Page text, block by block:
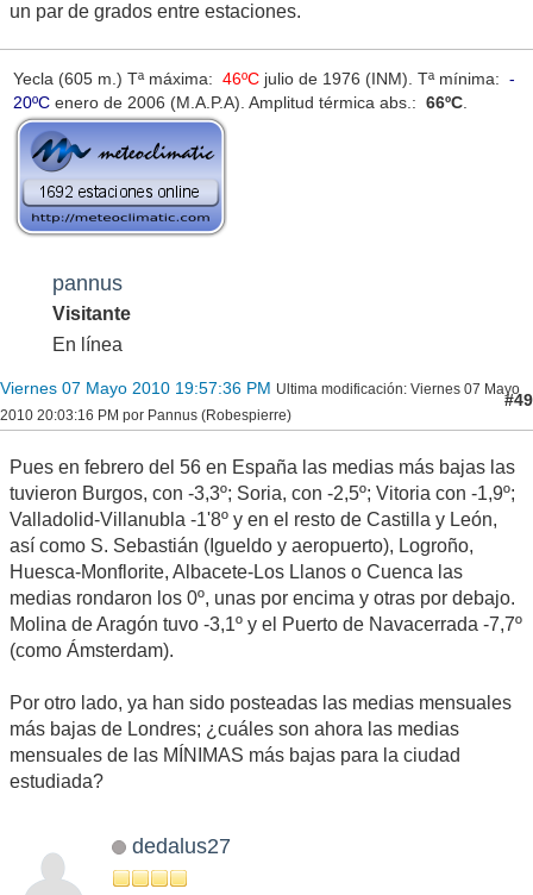
un par de grados entre estaciones.
Yecla (605 m.) Tª máxima: 46ºCjulio de 1976 (INM). Tª mínima: -
20ºCenero de 2006 (M.A.P.A). Amplitud térmica abs.: 66ºC.
pannus
Visitante
En línea
Viernes 07 Mayo 2010 19:57:36 PM Ultima modificación: Viernes 07 Mayo
2010 20:03:16 PM por Pannus (Robespierre)
#49
Pues en febrero del 56 en España las medias más bajas las
tuvieron Burgos, con -3,3º; Soria, con -2,5º; Vitoria con -1,9º;
Valladolid-Villanubla -1'8º y en el resto de Castilla y León,
así como S. Sebastián (Igueldo y aeropuerto), Logroño,
Huesca-Monflorite, Albacete-Los Llanos o Cuenca las
medias rondaron los 0º, unas por encima y otras por debajo.
Molina de Aragón tuvo -3,1º y el Puerto de Navacerrada -7,7º
(como Ámsterdam).
Por otro lado, ya han sido posteadas las medias mensuales
más bajas de Londres; ¿cuáles son ahora las medias
mensuales de las MÍNIMAS más bajas para la ciudad
estudiada?
dedalus27